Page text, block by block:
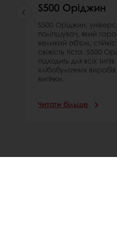
S500 Оріджин
S500 Оріджин,
поліпшувач, який
великий об’єм,
свіжість тіста. S500
підходить для всіх типів
хлібобулочних
випічки.
Читати більше